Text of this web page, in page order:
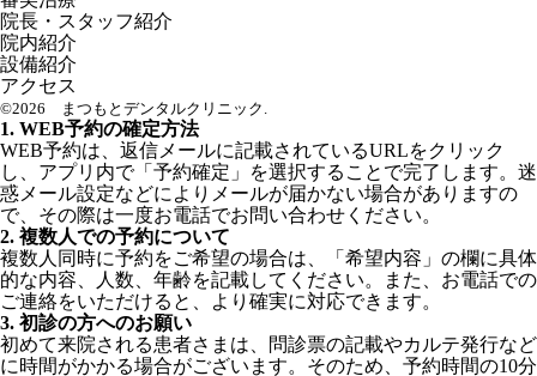
院長・スタッフ紹介
院内紹介
設備紹介
アクセス
©2026 まつもとデンタルクリニック.
1. WEB予約の確定方法
WEB予約は、返信メールに記載されているURLをクリック
し、アプリ内で「予約確定」を選択することで完了します。迷
惑メール設定などによりメールが届かない場合がありますの
で、その際は一度お電話でお問い合わせください。
2. 複数人での予約について
複数人同時に予約をご希望の場合は、「希望内容」の欄に具体
的な内容、人数、年齢を記載してください。また、お電話での
ご連絡をいただけると、より確実に対応できます。
3. 初診の方へのお願い
初めて来院される患者さまは、問診票の記載やカルテ発行など
に時間がかかる場合がございます。そのため、予約時間の10分